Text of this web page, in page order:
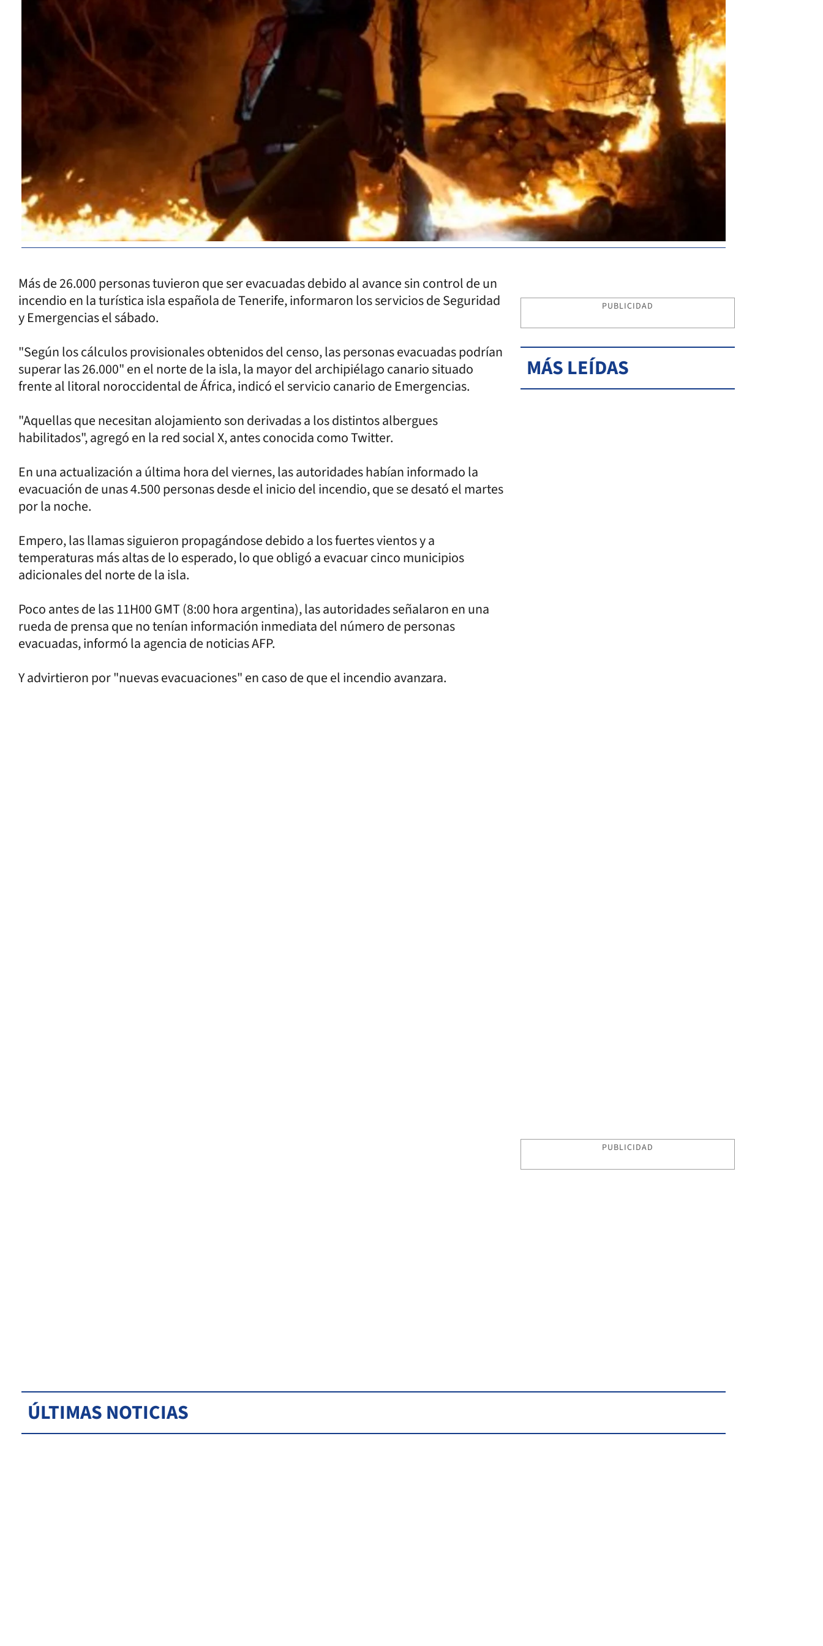
Más de 26.000 personas tuvieron que ser evacuadas debido al avance sin control de un
incendio en la turística isla española de Tenerife, informaron los servicios de Seguridad
y Emergencias el sábado.
"Según los cálculos provisionales obtenidos del censo, las personas evacuadas podrían
superar las 26.000" en el norte de la isla, la mayor del archipiélago canario situado
frente al litoral noroccidental de África, indicó el servicio canario de Emergencias.
"Aquellas que necesitan alojamiento son derivadas a los distintos albergues
habilitados", agregó en la red social X, antes conocida como Twitter.
En una actualización a última hora del viernes, las autoridades habían informado la
evacuación de unas 4.500 personas desde el inicio del incendio, que se desató el martes
por la noche.
Empero, las llamas siguieron propagándose debido a los fuertes vientos y a
temperaturas más altas de lo esperado, lo que obligó a evacuar cinco municipios
adicionales del norte de la isla.
Poco antes de las 11H00 GMT (8:00 hora argentina), las autoridades señalaron en una
rueda de prensa que no tenían información inmediata del número de personas
evacuadas, informó la agencia de noticias AFP.
Y advirtieron por "nuevas evacuaciones" en caso de que el incendio avanzara.
PUBLICIDAD
MÁS LEÍDAS
PUBLICIDAD
ÚLTIMAS NOTICIAS